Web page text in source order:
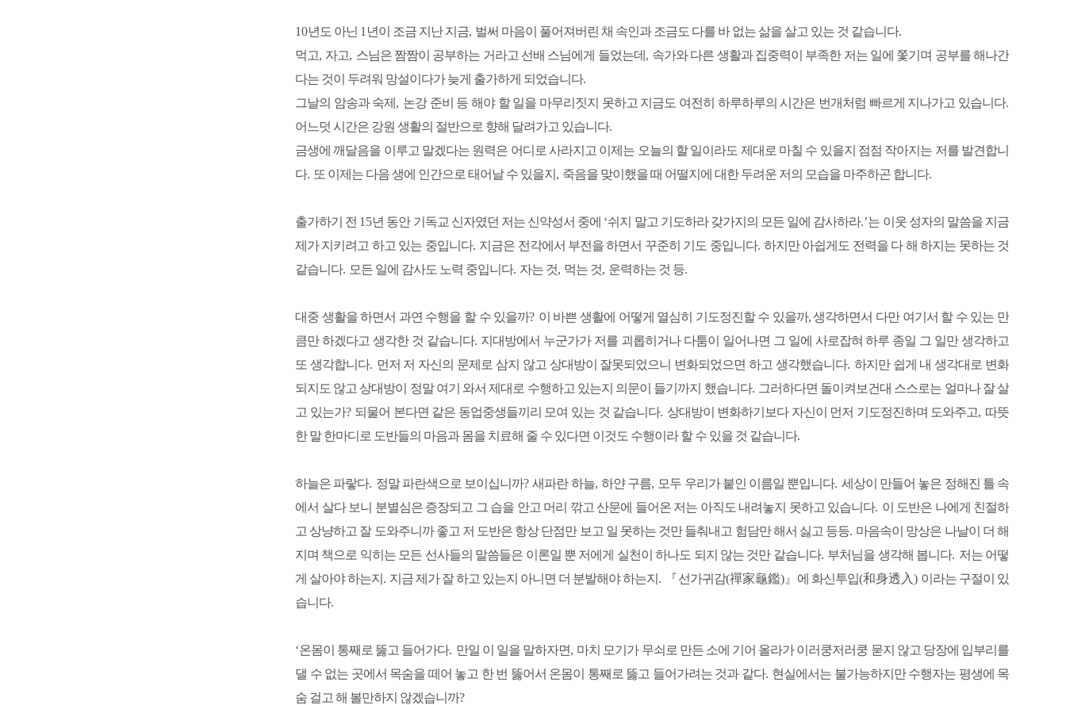
10년도 아닌 1 년이 조금 지난 지금, 벌써 마음이 풀어져버린 채 속인과 조금도 다를 바 없는 삶을 살고 있는 것 같습니다.
먹고, 자고, 스님은 짬짬이 공부하는 거라고 선배 스님에게 들었는데 , 속가와 다른 생활과 집중력이 부족한 저는 일에 쫓기며 공부를 해나간
다는 것이 두려워 망설이다가 늦게 출가하게 되었습니다.
그날의 암송과 숙제 , 논강 준비 등 해야 할 일을 마무리짓지 못하고 지금도 여전히 하루하루의 시간은 번개처럼 빠르게 지나가고 있습니다.
어느덧 시간은 강원 생활의 절반으로 향해 달려가고 있습니다.
금생에 깨달음을 이루고 말겠다는 원력은 어디로 사라지고 이제는 오늘의 할 일이라도 제대로 마칠 수 있을지 점점 작아지는 저를 발견합니
다. 또 이제는 다음 생에 인간으로 태어날 수 있을지 , 죽음을 맞이했을 때 어떨지에 대한 두려운 저의 모습을 마주하곤 합니다.
출가하기 전 15년 동안 기독교 신자였던 저는 신약성서 중에 ‘쉬지 말고 기도하라 갖가지의 모든 일에 감사하라.’는 이웃 성자의 말씀을 지금
제가 지키려고 하고 있는 중입니다. 지금은 전각에서 부전을 하면서 꾸준히 기도 중입니다.하지만 아쉽게도 전력을 다 해 하지는 못하는 것
같습니다. 모든 일에 감사도 노력 중입니다. 자는 것, 먹는 것, 운력하는 것 등.
대중 생활을 하면서 과연 수행을 할 수 있을까? 이 바쁜 생활에 어떻게 열심히 기도정진할 수 있을까, 생각하면서 다만 여기서 할 수 있는 만
큼만 하겠다고 생각한 것 같습니다. 지대방에서 누군가가 저를 괴롭히거나 다툼이 일어나면 그 일에 사로잡혀 하루 종일 그 일만 생각하고
또 생각합니다. 먼저 저 자신의 문제로 삼지 않고 상대방이 잘못되었으니 변화되었으면 하고 생각했습니다. 하지만 쉽게 내 생각대로 변화
되지도 않고 상대방이 정말 여기 와서 제대로 수행하고 있는지 의문이 들기까지 했습니다. 그러하다면 돌이켜보건대 스스로는 얼마나 잘 살
고 있는가? 되물어 본다면 같은 동업중생들끼리 모여 있는 것 같습니다. 상대방이 변화하기보다 자신이 먼저 기도정진하며 도와주고, 따뜻
한 말 한마디로 도반들의 마음과 몸을 치료해 줄 수 있다면 이것도 수행이라 할 수 있을 것 같습니다.
하늘은 파랗다. 정말 파란색으로 보이십니까?새파란 하늘, 하얀 구름, 모두 우리가 붙인 이름일 뿐입니다. 세상이 만들어 놓은 정해진 틀 속
에서 살다 보니 분별심은 증장되고 그 습을 안고 머리 깎고 산문에 들어온 저는 아직도 내려놓지 못하고 있습니다. 이 도반은 나에게 친절하
고 상냥하고 잘 도와주니까 좋고 저 도반은 항상 단점만 보고 일 못하는 것만 들춰내고 험담만 해서 싫고 등등. 마음속이 망상은 나날이 더 해
지며 책으로 익히는 모든 선사들의 말씀들은 이론일 뿐 저에게 실천이 하나도 되지 않는 것만 같습니다. 부처님을 생각해 봅니다. 저는 어떻
게 살아야 하는지 . 지금 제가 잘 하고 있는지 아니면 더 분발해야 하는지 . 『선가귀감(禪家龜鑑)』 에 화신투입(和身透入) 이라는 구절이 있
습니다.
‘온몸이 통째로 뚫고 들어가다. 만일 이 일을 말하자면, 마치 모기가 무쇠로 만든 소에 기어 올라가 이러쿵저러쿵 묻지 않고 당장에 입부리를
댈 수 없는 곳에서 목숨을 떼어 놓고 한 번 뚫어서 온몸이 통째로 뚫고 들어가려는 것과 같다. 현실에서는 불가능하지만 수행자는 평생에 목
숨 걸고 해 볼만하지 않겠습니까?